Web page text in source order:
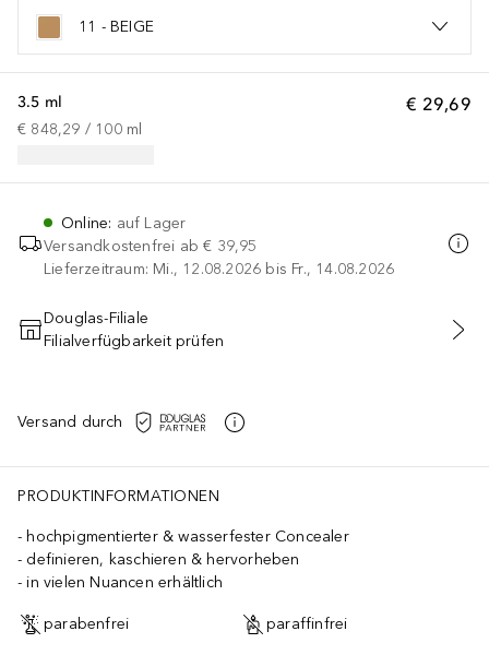
11 - BEIGE
€ 29,69
3.5 ml
€ 848,29 / 100 ml
Online: auf Lager
Versandkostenfrei ab € 39,95
Lieferzeitraum: Mi., 12.08.2026 bis Fr., 14.08.2026
IN DEN WARENKORB
Douglas-Filiale
Filialverfügbarkeit prüfen
Versand durch
PRODUKTINFORMATIONEN
hochpigmentierter & wasserfester Concealer
definieren, kaschieren & hervorheben
in vielen Nuancen erhältlich
parabenfrei paraffinfrei